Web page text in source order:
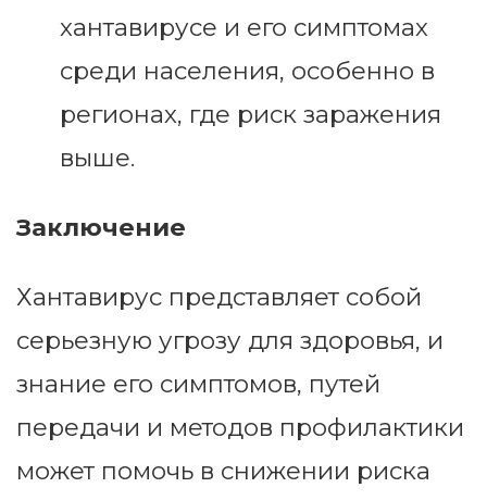
хантавирусе и его симптомах
среди населения, особенно в
регионах, где риск заражения
выше.
Заключение
Хантавирус представляет собой
серьезную угрозу для здоровья, и
знание его симптомов, путей
передачи и методов профилактики
может помочь в снижении риска